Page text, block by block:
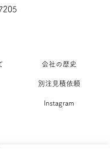
会社の歴史
別注見積依頼
Instagram